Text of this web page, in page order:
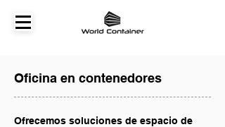
Oficina en contenedores
Ofrecemos soluciones de espacio de